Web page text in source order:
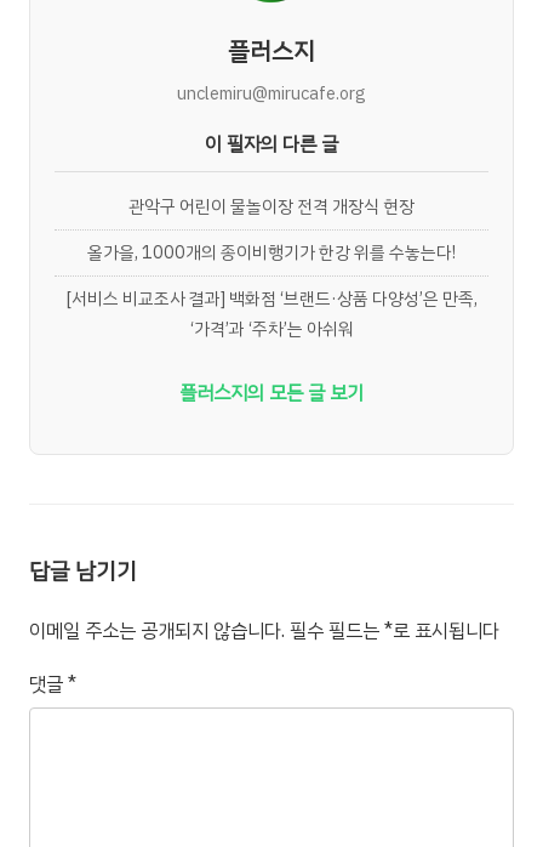
플러스지
unclemiru@mirucafe.org
이 필자의 다른 글
관악구 어린이 물놀이장 전격 개장식 현장
올가을, 1000개의 종이비행기가 한강 위를 수놓는다!
[서비스 비교조사 결과] 백화점 ‘브랜드·상품 다양성’은 만족,
‘가격’과 ‘주차’는 아쉬워
플러스지의 모든 글 보기
답글 남기기
이메일 주소는 공개되지 않습니다. 필수 필드는*로 표시됩니다
댓글*